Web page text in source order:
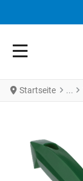
Startseite